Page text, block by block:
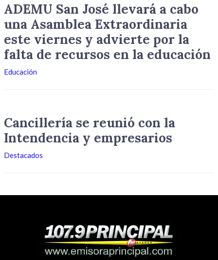
ADEMU San José llevará a cabo
una Asamblea Extraordinaria
este viernes y advierte por la
falta de recursos en la educación
Educación
Cancillería se reunió con la
Intendencia y empresarios
Destacados